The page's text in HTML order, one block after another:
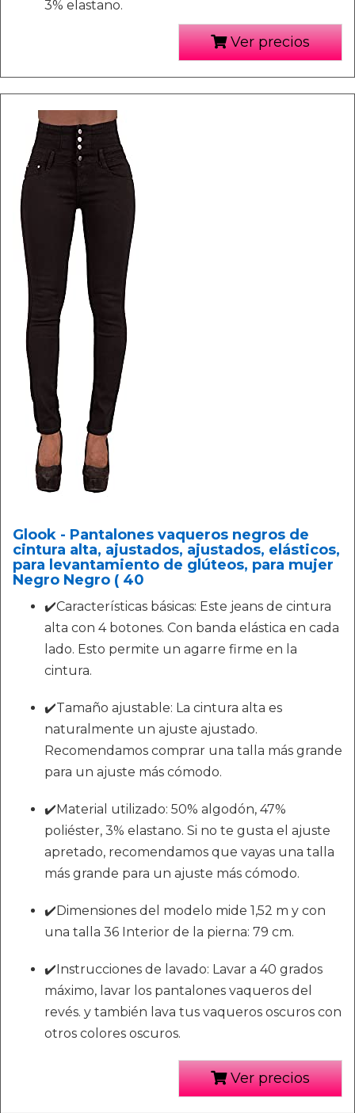
3% elastano.
Ver precios
Glook - Pantalones vaqueros negros de
cintura alta, ajustados, ajustados, elásticos,
para levantamiento de glúteos, para mujer
Negro Negro ( 40
✔️Características básicas: Este jeans de cintura
alta con 4 botones. Con banda elástica en cada
lado. Esto permite un agarre firme en la
cintura.
✔️Tamaño ajustable: La cintura alta es
naturalmente un ajuste ajustado.
Recomendamos comprar una talla más grande
para un ajuste más cómodo.
✔️Material utilizado: 50% algodón, 47%
poliéster, 3% elastano. Si no te gusta el ajuste
apretado, recomendamos que vayas una talla
más grande para un ajuste más cómodo.
✔️Dimensiones del modelo mide 1,52 m y con
una talla 36 Interior de la pierna: 79 cm.
✔️Instrucciones de lavado: Lavar a 40 grados
máximo, lavar los pantalones vaqueros del
revés. y también lava tus vaqueros oscuros con
otros colores oscuros.
Ver precios